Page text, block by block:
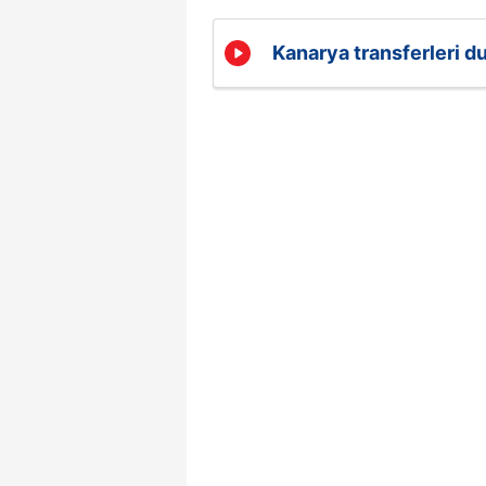
Kanarya transferleri